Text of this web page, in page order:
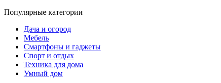
Популярные категории
Дача и огород
Мебель
Смартфоны и гаджеты
Спорт и отдых
Техника для дома
Умный дом